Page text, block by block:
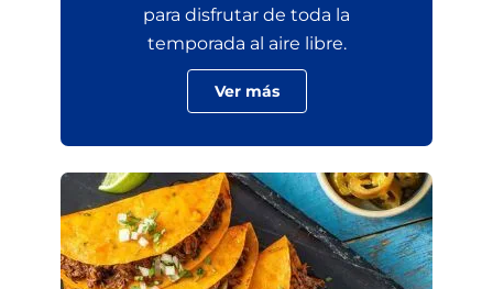
para disfrutar de toda la
temporada al aire libre.
Ver más